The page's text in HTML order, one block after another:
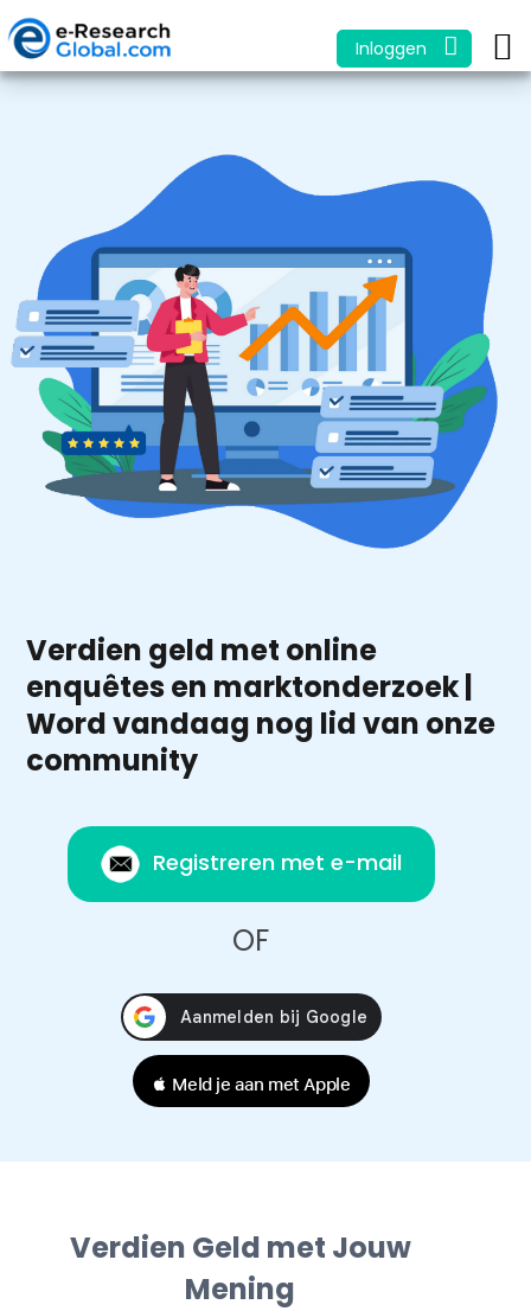
Inloggen
Verdien geld met online
enquêtes en marktonderzoek |
Word vandaag nog lid van onze
community
Registreren met e-mail
OF
 Meld je aan met Apple
Verdien Geld met Jouw
Mening